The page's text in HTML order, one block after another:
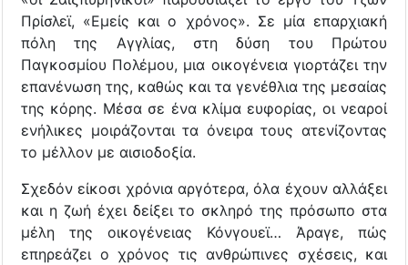
Πρίσλεϊ, «Εμείς και ο χρόνος». Σε μία επαρχιακή
πόλη της Αγγλίας, στη δύση του Πρώτου
Παγκοσμίου Πολέμου, μια οικογένεια γιορτάζει την
επανένωση της, καθώς και τα γενέθλια της μεσαίας
της κόρης. Μέσα σε ένα κλίμα ευφορίας, οι νεαροί
ενήλικες μοιράζονται τα όνειρα τους ατενίζοντας
το μέλλον με αισιοδοξία.
Σχεδόν είκοσι χρόνια αργότερα, όλα έχουν αλλάξει
και η ζωή έχει δείξει το σκληρό της πρόσωπο στα
μέλη της οικογένειας Κόνγουεϊ… Άραγε, πώς
επηρεάζει ο χρόνος τις ανθρώπινες σχέσεις, και